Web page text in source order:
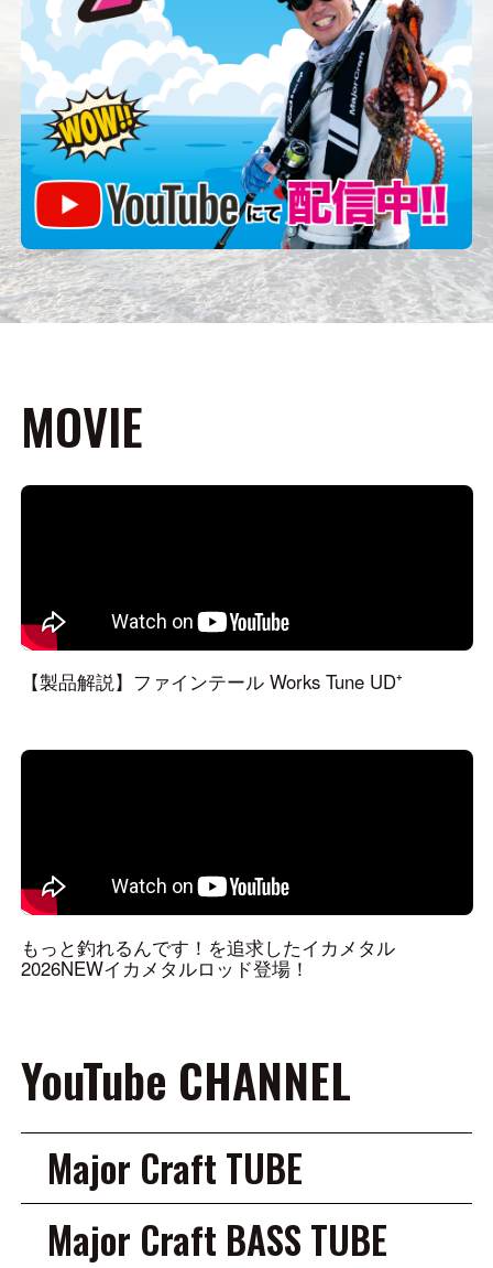
MOVIE
【製品解説】ファインテール Works Tune UD⁺
もっと釣れるんです！を追求したイカメタル
2026NEWイカメタルロッド登場！
YouTube CHANNEL
Major Craft TUBE
Major Craft BASS TUBE